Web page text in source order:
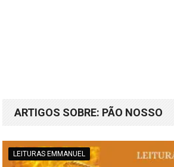
ARTIGOS SOBRE: PÃO NOSSO
LEITURAS EMMANUEL